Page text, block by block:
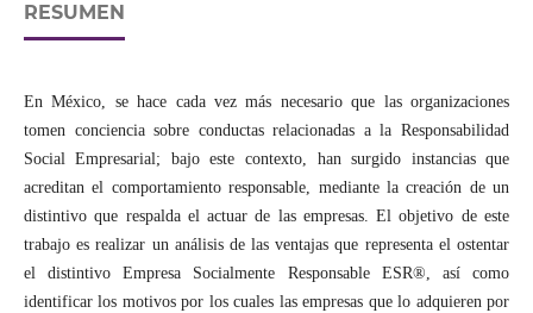
RESUMEN
En México, se hace cada vez más necesario que las organizaciones
tomen conciencia sobre conductas relacionadas a la Responsabilidad
Social Empresarial; bajo este contexto, han surgido instancias que
acreditan el comportamiento responsable, mediante la creación de un
distintivo que respalda el actuar de las empresas. El objetivo de este
trabajo es realizar un análisis de las ventajas que representa el ostentar
el distintivo Empresa Socialmente Responsable ESR®, así como
identificar los motivos por los cuales las empresas que lo adquieren por